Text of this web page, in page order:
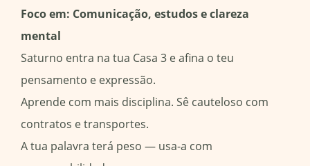
Foco em: Comunicação, estudos e clareza
mental
Saturno entra na tua Casa 3 e afina o teu
pensamento e expressão.
Aprende com mais disciplina. Sê cauteloso com
contratos e transportes.
A tua palavra terá peso — usa-a com